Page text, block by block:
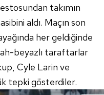
takımın
aldı. Maçın son
her geldiğinde
beyazlı taraftarlar
Cyle Larin ve
tepki gösterdiler.